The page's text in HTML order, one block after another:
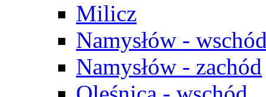
Milicz
Namysłów -
Namysłów - zachód